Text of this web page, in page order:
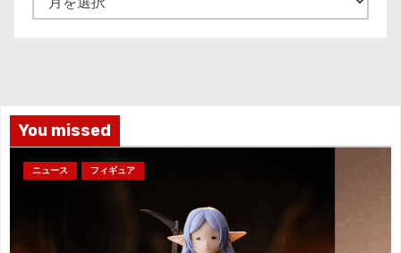
ジ
ー
You missed
ニュース フィギュア